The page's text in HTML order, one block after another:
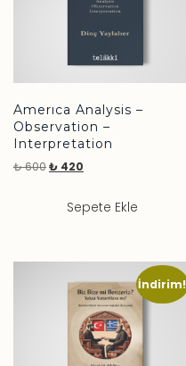
Amerıca Analysis –
Observation –
Interpretation
₺600₺ 420
Sepete Ekle
İndirim!